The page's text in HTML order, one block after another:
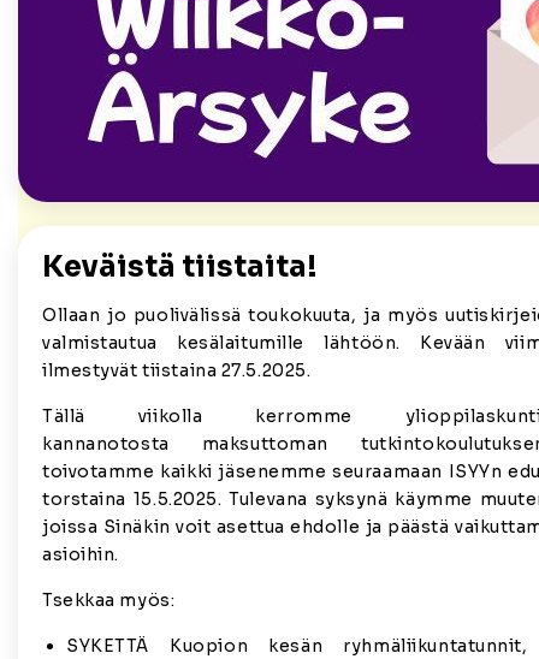
Keväistä tiistaita!
Ollaan jo puolivälissä toukokuuta, ja myös
valmistautua kesälaitumille lähtöön. Kevään
ilmestyvät tiistaina 27.5.2025.
Tällä viikolla kerromme
kannanotosta maksuttoman
toivotamme kaikki jäsenemme seuraamaan ISYYn
torstaina 15.5.2025. Tulevana syksynä käymme
joissa Sinäkin voit asettua ehdolle ja päästä
asioihin.
Tsekkaa myös:
SYKETTÄ Kuopion kesän